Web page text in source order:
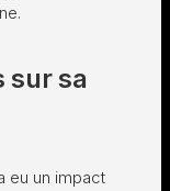
sur sa
eu un impact